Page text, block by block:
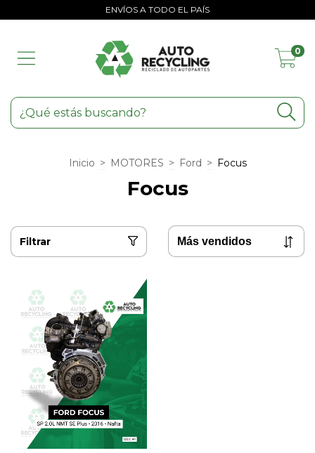
ENVÍOS A TODO EL PAÍS
0
Inicio > MOTORES > Ford > Focus
Focus
Filtrar